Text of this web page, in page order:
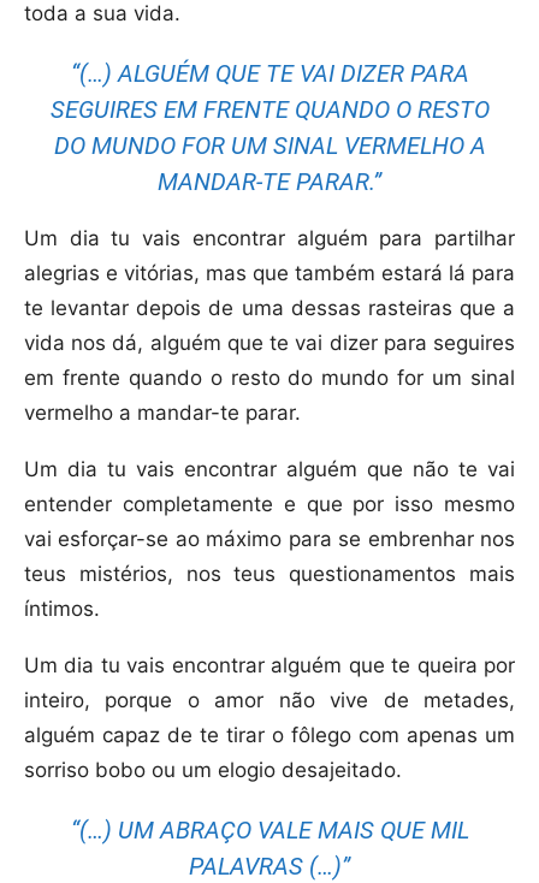
toda a sua vida.
“(…) ALGUÉM QUE TE VAI DIZER PARA
SEGUIRES EM FRENTE QUANDO O RESTO
DO MUNDO FOR UM SINAL VERMELHO A
MANDAR-TE PARAR.”
Um dia tu vais encontrar alguém para partilhar
alegrias e vitórias, mas que também estará lá para
te levantar depois de uma dessas rasteiras que a
vida nos dá, alguém que te vai dizer para seguires
em frente quando o resto do mundo for um sinal
vermelho a mandar-te parar.
Um dia tu vais encontrar alguém que não te vai
entender completamente e que por isso mesmo
vai esforçar-se ao máximo para se embrenhar nos
teus mistérios, nos teus questionamentos mais
íntimos.
Um dia tu vais encontrar alguém que te queira por
inteiro, porque o amor não vive de metades,
alguém capaz de te tirar o fôlego com apenas um
sorriso bobo ou um elogio desajeitado.
“(…) UM ABRAÇO VALE MAIS QUE MIL
PALAVRAS (…)”